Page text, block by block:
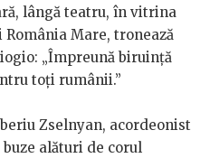
lângă teatru, în vitrina
Mare, tronează
„Împreună biruință
toți rumânii.”
Zselnyan, acordeonist
alături de corul